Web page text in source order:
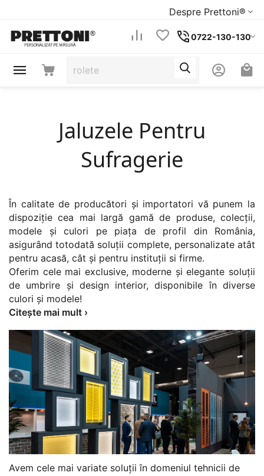
Despre Prettoni®
0722-130-130
Jaluzele Pentru
Sufragerie
În calitate de producători și importatori vă punem la
dispoziție cea mai largă gamă de produse, colecții,
modele și culori pe piața de profil din România,
asigurând totodată soluții complete, personalizate atât
pentru acasă, cât și pentru instituții si firme.
Oferim cele mai exclusive, moderne și elegante soluții
de umbrire și design interior, disponibile în diverse
culori și modele!
Citește mai mult ›
Avem cele mai variate soluții în domeniul tehnicii de